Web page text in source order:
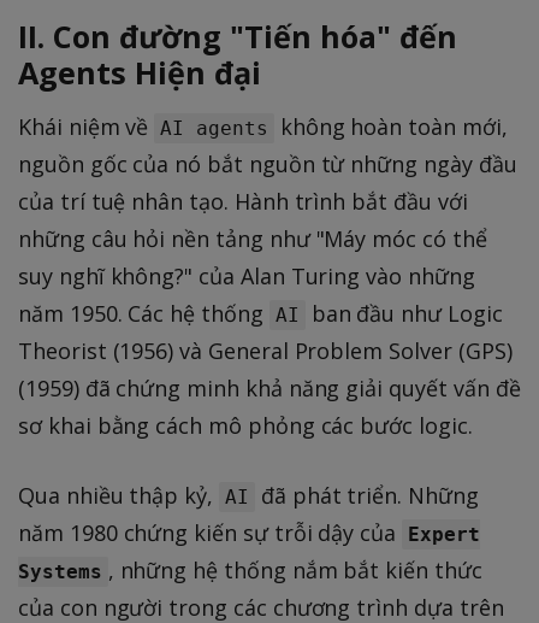
II. Con đường "Tiến hóa" đến
Agents Hiện đại
Khái niệm về AI agents
không hoàn toàn mới,
nguồn gốc của nó bắt nguồn từ những ngày đầu
của trí tuệ nhân tạo. Hành trình bắt đầu với
những câu hỏi nền tảng như "Máy móc có thể
suy nghĩ không?" của Alan Turing vào những
năm 1950. Các hệ thống AI
ban đầu như Logic
Theorist (1956) và General Problem Solver (GPS)
(1959) đã chứng minh khả năng giải quyết vấn đề
sơ khai bằng cách mô phỏng các bước logic.
Qua nhiều thập kỷ, AI
đã phát triển. Những
năm 1980 chứng kiến sự trỗi dậy của
Expert
Systems , những hệ thống nắm bắt kiến thức
của con người trong các chương trình dựa trên